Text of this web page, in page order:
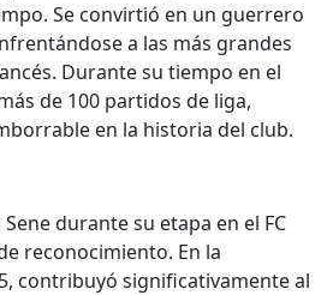
Se convirtió en un guerrero
a las más grandes
Durante su tiempo en el
de 100 partidos de liga,
en la historia del club.
durante su etapa en el FC
reconocimiento. En la
contribuyó significativamente al